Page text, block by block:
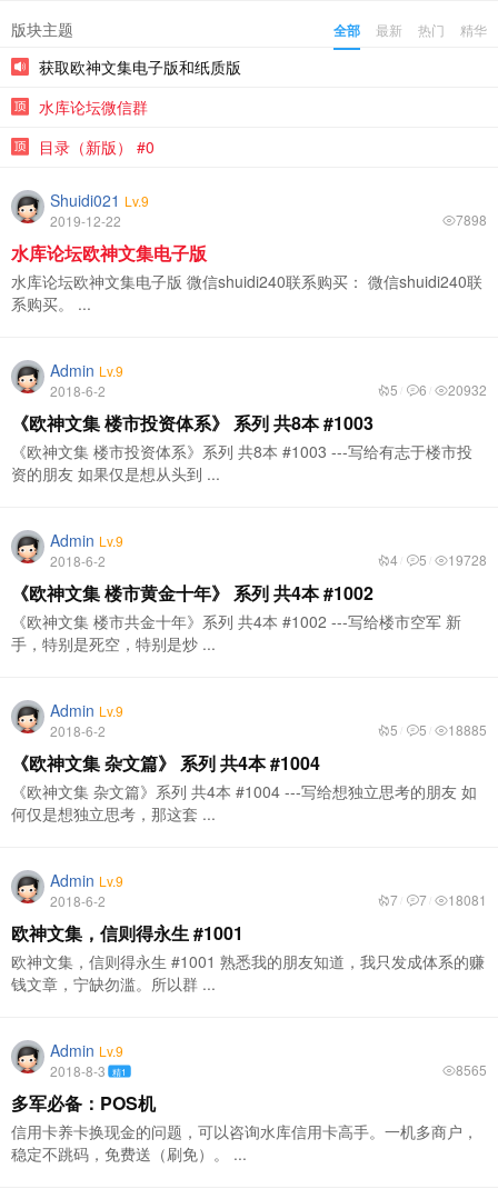
版块主题 全部 最新 热门 精华
获取欧神文集电子版和纸质版
水库论坛微信群
目录（新版） #0
Shuidi021 Lv.9
2019-12-22
7898
水库论坛欧神文集电子版
水库论坛欧神文集电子版 微信shuidi240联系购买： 微信shuidi240联
系购买。 ...
Admin Lv.9
2018-6-2
20932
6
5
《欧神文集 楼市投资体系》 系列 共8本 #1003
《欧神文集 楼市投资体系》系列 共8本 #1003 ---写给有志于楼市投
资的朋友 如果仅是想从头到 ...
Admin Lv.9
2018-6-2
19728
5
4
《欧神文集 楼市黄金十年》 系列 共4本 #1002
《欧神文集 楼市共金十年》系列 共4本 #1002 ---写给楼市空军 新
手，特别是死空，特别是炒 ...
Admin Lv.9
2018-6-2
18885
5
5
《欧神文集 杂文篇》 系列 共4本 #1004
《欧神文集 杂文篇》系列 共4本 #1004 ---写给想独立思考的朋友 如
何仅是想独立思考，那这套 ...
Admin Lv.9
2018-6-2
18081
7
7
欧神文集，信则得永生 #1001
欧神文集，信则得永生 #1001 熟悉我的朋友知道，我只发成体系的赚
钱文章，宁缺勿滥。所以群 ...
Admin Lv.9
2018-8-3 精1 8565
多军必备：POS机
信用卡养卡换现金的问题，可以咨询水库信用卡高手。一机多商户，
稳定不跳码，免费送（刷免）。 ...